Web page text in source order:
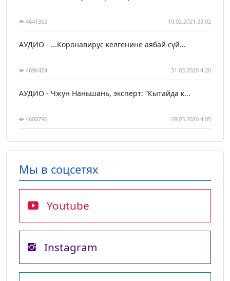
4641352 10.02.2021 23:02
АУДИО - ...Коронавирус келгенине аябай сүй...
4696424 31.03.2020 4:20
АУДИО - Чжун Наньшань, эксперт: “Кытайда к...
4600796 28.03.2020 4:05
Мы в соцсетях
Youtube
Instagram